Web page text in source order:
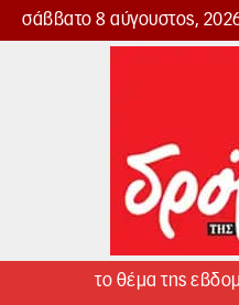
σάββατο 8 αύγουστος,
Δρόμος
το θέμα της